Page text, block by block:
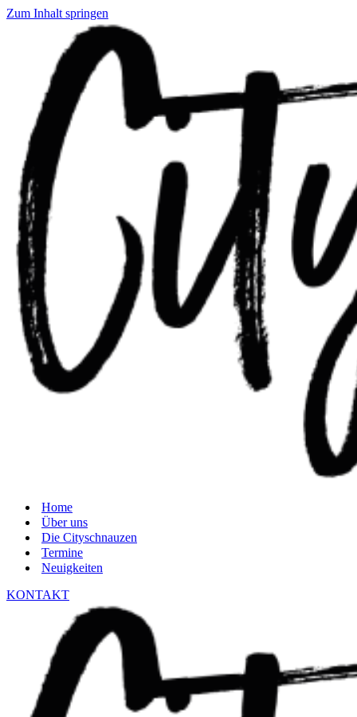
Zum Inhalt springen
Home
Über uns
Die Cityschnauzen
Termine
Neuigkeiten
KONTAKT